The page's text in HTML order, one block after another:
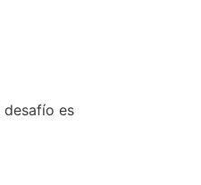
desafío es